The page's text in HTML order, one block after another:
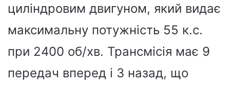
циліндровим двигуном, який видає
максимальну потужність 55 к.с.
при 2400 об/хв. Трансмісія має 9
передач вперед і 3 назад, що